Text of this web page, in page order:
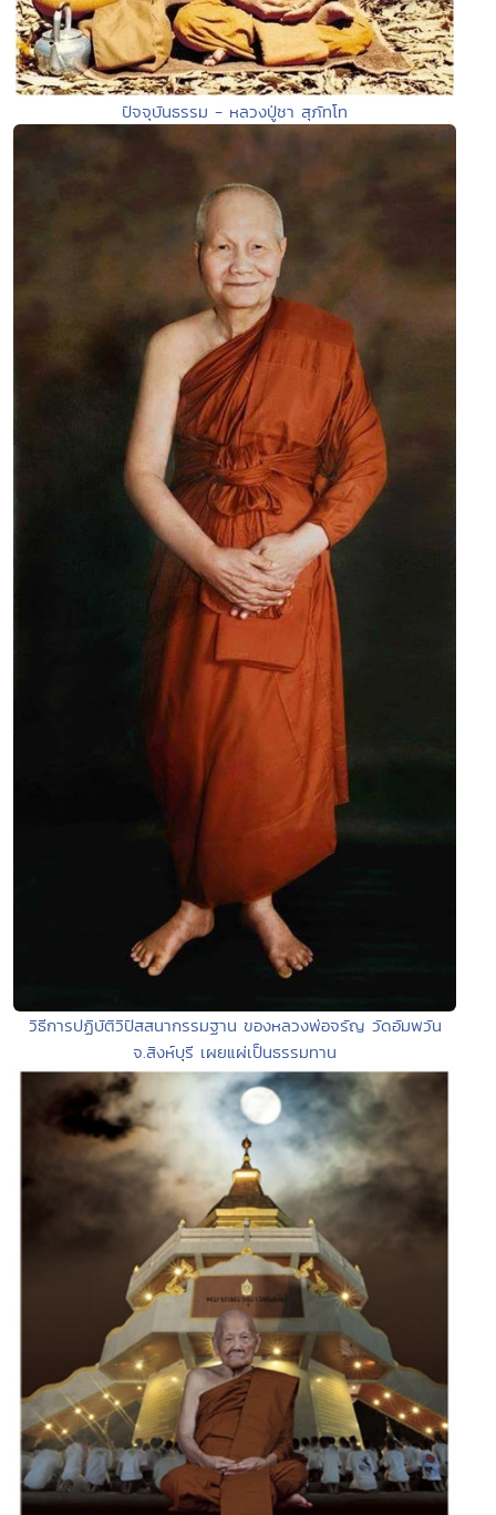
ปัจจุบันธรรม - หลวงปู่ชา สุภัทโท
วิธีการปฏิบัติวิปัสสนากรรมฐาน ของหลวงพ่อจรัญ วัดอัมพวัน
จ.สิงห์บุรี เผยแผ่เป็นธรรมทาน